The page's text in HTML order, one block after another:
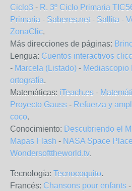
Ciclo3 - R. 3º Ciclo Primaria
Primaria - Saberes.net- Sallita -
ZonaClic.
Más direcciones de páginas:
Lengua: Cuentos interactivos
- Marcela (Listado) - Mediascopio
ortografía.
Matemáticas: iTeach.es -
Proyecto Gauss - Refuerza y
coco.
Conocimiento: Descubriendo el
Mapas Flash - NASA Space Place
Wondersofttheworld.tv.
Tecnología: Tecnocoquito.
Francés: Chansons pour enfants -